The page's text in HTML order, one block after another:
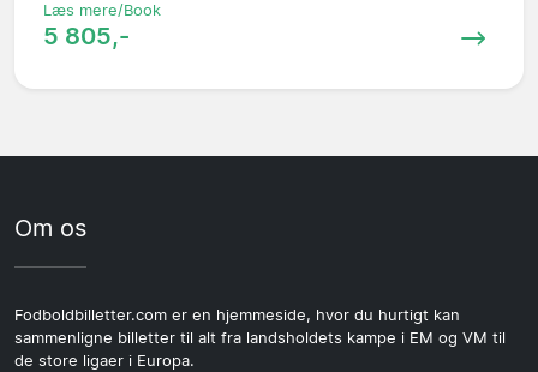
Læs mere/Book
5 805,-
Om os
Fodboldbilletter.com er en hjemmeside, hvor du hurtigt kan
sammenligne billetter til alt fra landsholdets kampe i EM og VM til
de store ligaer i Europa.